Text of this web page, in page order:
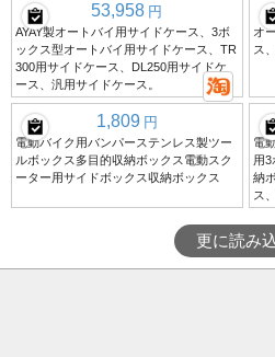
53,958 円
AYAY製オートバイ用サイドケース、3ボ
ックス型オートバイ用サイドケース、TR
300用サイドケース、DL250用サイドケ
ース、汎用サイドケース。
オ
ス
1,809 円
電動バイク用バンパーステンレス製ツー
ルボックス多目的収納ボックス電動スク
ーター用サイドボックス収納ボックス
電
用3
納
ス
更に読み